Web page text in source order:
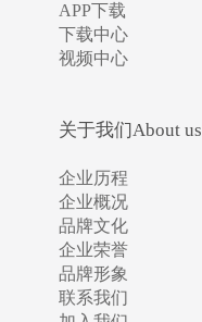
APP下载
下载中心
视频中心
关于我们About us
企业历程
企业概况
品牌文化
企业荣誉
品牌形象
联系我们